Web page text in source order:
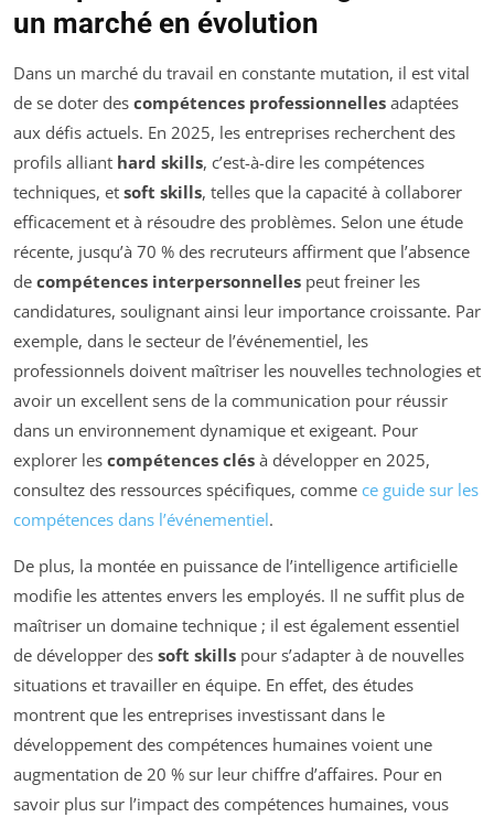
un marché en évolution
Dans un marché du travail en constante mutation, il est vital
de se doter des compétences professionnelles adaptées
aux défis actuels. En 2025, les entreprises recherchent des
profils alliant hard skills, c’est-à-dire les compétences
techniques, et soft skills, telles que la capacité à collaborer
efficacement et à résoudre des problèmes. Selon une étude
récente, jusqu’à 70 % des recruteurs affirment que l’absence
de compétences interpersonnelles peut freiner les
candidatures, soulignant ainsi leur importance croissante. Par
exemple, dans le secteur de l’événementiel, les
professionnels doivent maîtriser les nouvelles technologies et
avoir un excellent sens de la communication pour réussir
dans un environnement dynamique et exigeant. Pour
explorer les compétences clés à développer en 2025,
consultez des ressources spécifiques, comme ce guide sur les
compétences dans l’événementiel.
De plus, la montée en puissance de l’intelligence artificielle
modifie les attentes envers les employés. Il ne suffit plus de
maîtriser un domaine technique ; il est également essentiel
de développer des soft skills pour s’adapter à de nouvelles
situations et travailler en équipe. En effet, des études
montrent que les entreprises investissant dans le
développement des compétences humaines voient une
augmentation de 20 % sur leur chiffre d’affaires. Pour en
savoir plus sur l’impact des compétences humaines, vous